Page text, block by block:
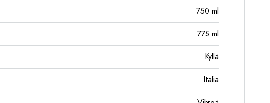
750 ml
775 ml
Kyllä
Italia